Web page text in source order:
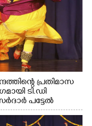
പ്രതിമാസ
ടി.ഡി
പട്ടേൽ
നേതൃത്വത്തിൽ
നിന്ന്